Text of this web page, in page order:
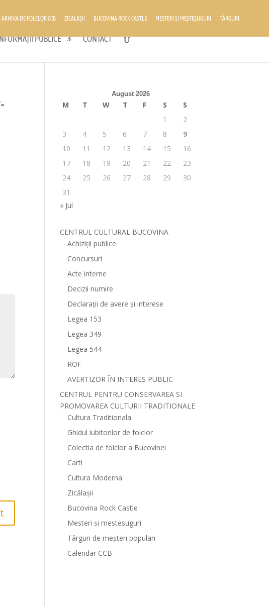
ARHIVA DE FOLCLOR CCB ZICALAȘII BUCOVINA ROCK CASTLE MEȘTERI ȘI MEȘTEȘUGURI
TÂRGURI
PUBLICE CONTACT
August 2026
M T W T F S
S
1
2
3
4 5 6 7 8
9
10
11 12 13 14 15
16
17
18 19 20 21 22
23
24
25 26 27 28 29
30
31
« Jul
CENTRUL CULTURAL BUCOVINA
Achiziții publice
Concursuri
Acte interne
Decizii numire
Declarații de avere și interese
Legea 153
Legea 349
Legea 544
ROF
AVERTIZOR ÎN INTERES PUBLIC
CENTRUL PENTRU CONSERVAREA SI
PROMOVAREA CULTURII TRADITIONALE
Cultura Traditionala
Ghidul iubitorilor de folclor
Colectia de folclor a Bucovinei
Carti
Cultura Moderna
Zicălașii
Bucovina Rock Castle
Mesteri si mestesuguri
Târguri de meșteri populari
Calendar CCB